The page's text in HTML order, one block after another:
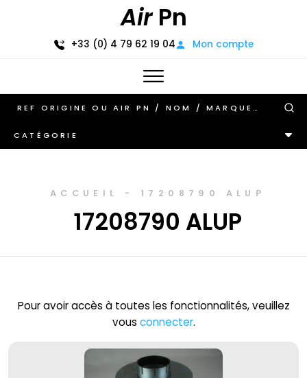
AirPn
+33 (0) 4 79 62 19 04 Mon compte
CATÉGORIE
ACCUEIL - 17208790 ALUP
17208790 ALUP
Pour avoir accès à toutes les fonctionnalités, veuillez
vous connecter.